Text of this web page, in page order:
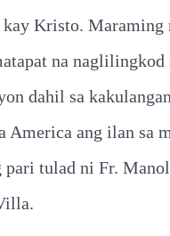
kay Kristo.
na naglilingkod
dahil sa
America ang ilan sa
tulad ni Fr.